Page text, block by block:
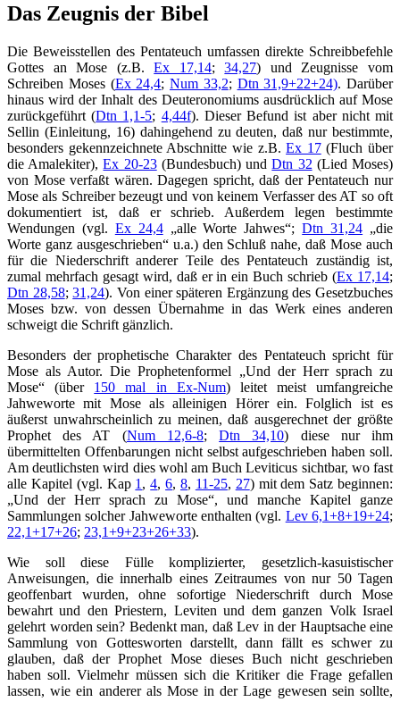
Das Zeugnis der Bibel
Die Beweisstellen des Pentateuch umfassen direkte Schreibbefehle
Gottes an Mose (z.B.Ex 17,14;34,27) und Zeugnisse vom
Schreiben Moses (Ex 24,4; Num 33,2; Dtn 31,9+22+24). Darüber
hinaus wird der Inhalt des Deuteronomiums ausdrücklich auf Mose
zurückgeführt (Dtn 1,1-5; 4,44f). Dieser Befund ist aber nicht mit
Sellin (Einleitung, 16) dahingehend zu deuten, daß nur bestimmte,
besonders gekennzeichnete Abschnitte wie z.B.Ex 17(Fluch über
die Amalekiter),Ex 20-23(Bundesbuch) undDtn 32 (Lied Moses)
von Mose verfaßt wären. Dagegen spricht, daß der Pentateuch nur
Mose als Schreiber bezeugt und von keinem Verfasser des AT so oft
dokumentiert ist, daß er schrieb. Außerdem legen bestimmte
Wendungen (vgl. Ex 24,4„alle Worte Jahwes“;Dtn 31,24 „die
Worte ganz ausgeschrieben“ u.a.) den Schluß nahe, daß Mose auch
für die Niederschrift anderer Teile des Pentateuch zuständig ist,
zumal mehrfach gesagt wird, daß er in ein Buch schrieb (Ex 17,14;
Dtn 28,58;31,24). Von einer späteren Ergänzung des Gesetzbuches
Moses bzw. von dessen Übernahme in das Werk eines anderen
schweigt die Schrift gänzlich.
Besonders der prophetische Charakter des Pentateuch spricht für
Mose als Autor. Die Prophetenformel „Und der Herr sprach zu
Mose“ (über 150 mal in Ex-Num) leitet meist umfangreiche
Jahweworte mit Mose als alleinigen Hörer ein. Folglich ist es
äußerst unwahrscheinlich zu meinen, daß ausgerechnet der größte
Prophet des AT (Num 12,6-8;Dtn 34,10) diese nur ihm
übermittelten Offenbarungen nicht selbst aufgeschrieben haben soll.
Am deutlichsten wird dies wohl am Buch Leviticus sichtbar, wo fast
alle Kapitel (vgl. Kap 1 ,4,6, 8, 11-25, 27) mit dem Satz beginnen:
„Und der Herr sprach zu Mose“, und manche Kapitel ganze
Sammlungen solcher Jahweworte enthalten (vgl. Lev 6,1+8+19+24;
22,1+17+26; 23,1+9+23+26+33).
Wie soll diese Fülle komplizierter, gesetzlich-kasuistischer
Anweisungen, die innerhalb eines Zeitraumes von nur 50 Tagen
geoffenbart wurden, ohne sofortige Niederschrift durch Mose
bewahrt und den Priestern, Leviten und dem ganzen Volk Israel
gelehrt worden sein? Bedenkt man, daß Lev in der Hauptsache eine
Sammlung von Gottesworten darstellt, dann fällt es schwer zu
glauben, daß der Prophet Mose dieses Buch nicht geschrieben
haben soll. Vielmehr müssen sich die Kritiker die Frage gefallen
lassen, wie ein anderer als Mose in der Lage gewesen sein sollte,